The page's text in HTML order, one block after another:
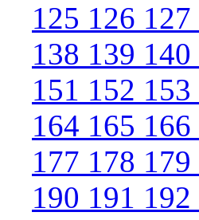
125 126 127
138 139 140
151 152 153
164 165 166
177 178 179
190 191 192